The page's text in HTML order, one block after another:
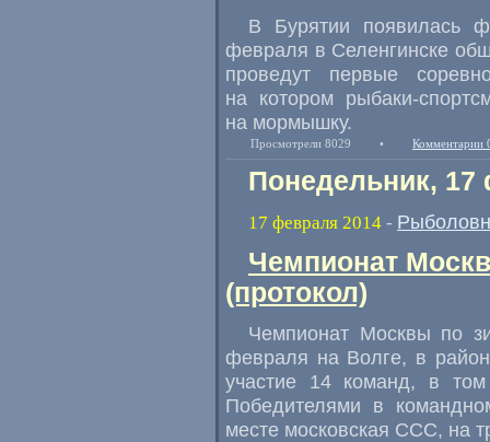
В Бурятии появилась
февраля в Селенгинске
проведут первые
на котором рыбаки-
на мормышку.
Просмотрели 8029 • Комментарии
Понедельник, 17
17 февраля 2014 -
Чемпионат
(протокол)
Чемпионат Москвы по
февраля на Волге, в
участие 14 команд, в
Победителями в
месте московская ССС, на